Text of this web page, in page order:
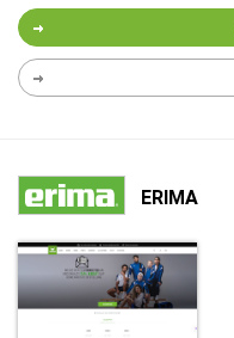
ERIMA